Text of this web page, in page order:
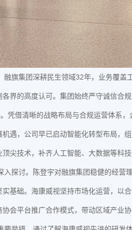
旗集团深耕民生领域32年，业务覆
界的高度认可。集团始终严守诚信合
凭借清晰的战略布局与合规运营体系
遇，公司早已启动智能化转型布局，
尖技术，补齐人工智能、大数据等科
探讨。陈登宇对融旗集团稳健的经营
基础。海康威视坚持市场化运营，以
会平台推广合作模式，带动区域产业协